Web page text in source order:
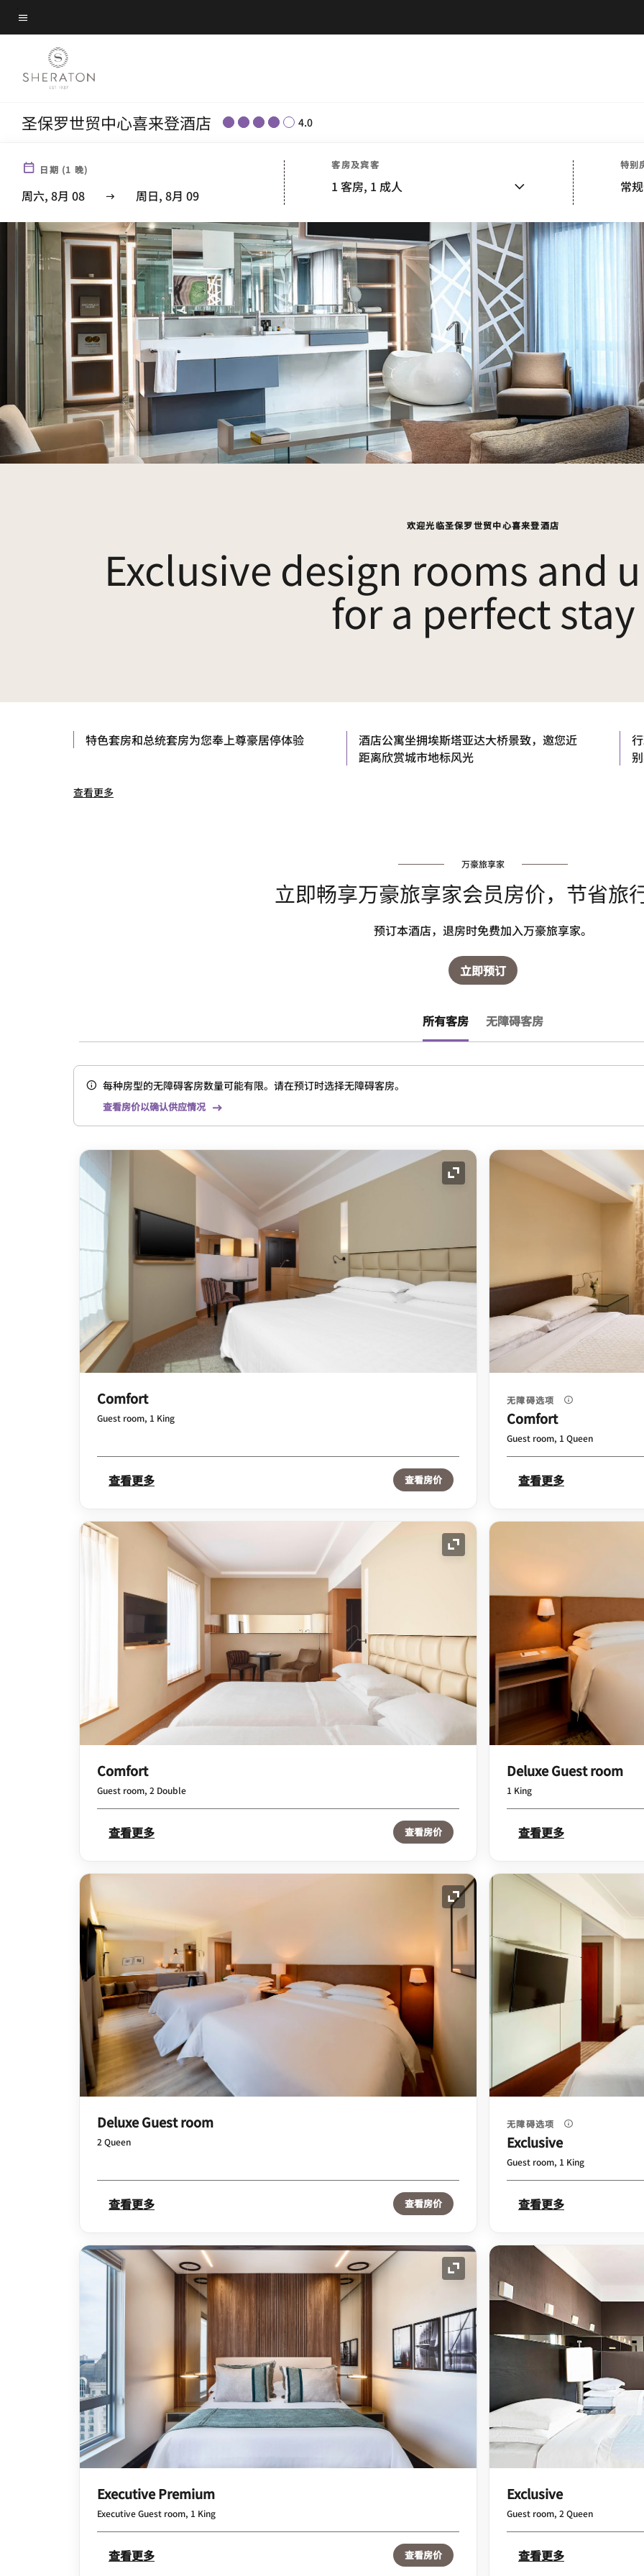
Skip
to
content
菜单文本
圣保罗世贸中心喜来登酒店 4.0
日期 (1 晚)
周六, 8月 08 周日, 8月 09
客房及宾客
1 客房, 1 成人
特别
常
欢迎光临圣保罗世贸中心喜来登酒店
Exclusive design rooms and
for a perfect stay
特色套房和总统套房为您奉上尊豪居停体验
酒店公寓坐拥埃斯塔亚达大桥景致，邀您近
距离欣赏城市地标风光
查看更多
万豪旅享家
立即畅享万豪旅享家会员房价，节省旅
预订本酒店，退房时免费加入万豪旅享家。
立即预订
所有客房 无障碍客房
每种房型的无障碍客房数量可能有限。请在预订时选择无障碍客房。
查看房价以确认供应情况
展开图标
Comfort
Guest room, 1 King
查看更多 查看房价
无障碍选项
Comfort
Guest room, 1 Queen
查看更多
展开图标
Comfort
Guest room, 2 Double
查看更多 查看房价
Deluxe Guest room
1 King
查看更多
展开图标
Deluxe Guest room
2 Queen
查看更多 查看房价
无障碍选项
Exclusive
Guest room, 1 King
查看更多
展开图标
Executive Premium
Executive Guest room, 1 King
查看更多 查看房价
Exclusive
Guest room, 2 Queen
查看更多